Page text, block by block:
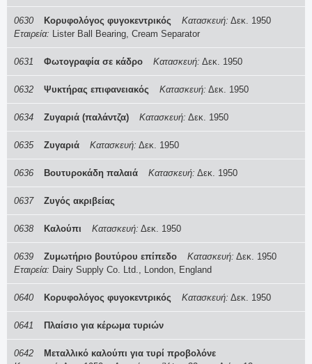
0630 Κορυφολόγος φυγοκεντρικός Κατασκευή: Δεκ. 1950
Εταιρεία: Lister Ball Bearing, Cream Separator
0631 Φωτογραφία σε κάδρο Κατασκευή: Δεκ. 1950
0632 Ψυκτήρας επιφανειακός Κατασκευή: Δεκ. 1950
0634 Ζυγαριά (παλάντζα) Κατασκευή: Δεκ. 1950
0635 Ζυγαριά Κατασκευή: Δεκ. 1950
0636 Βουτυροκάδη παλαιά Κατασκευή: Δεκ. 1950
0637 Ζυγός ακριβείας
0638 Καλούπι Κατασκευή: Δεκ. 1950
0639 Ζυμωτήριο βουτύρου επίπεδο Κατασκευή: Δεκ. 1950
Εταιρεία: Dairy Supply Co. Ltd., London, England
0640 Κορυφολόγος φυγοκεντρικός Κατασκευή: Δεκ. 1950
0641 Πλαίσιο για κέρωμα τυριών
0642
Μεταλλικό καλούπι για τυρί προβολόνε